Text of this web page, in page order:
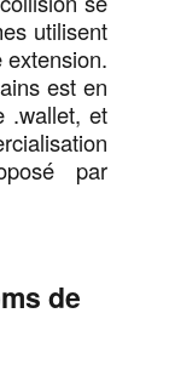
utilisent
est en
.wallet, et
par
de